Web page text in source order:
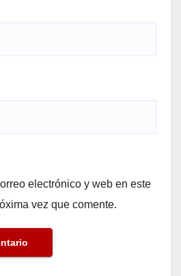
electrónico y web en este
vez que comente.